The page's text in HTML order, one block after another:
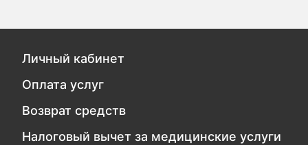
Личный кабинет
Оплата услуг
Возврат средств
Налоговый вычет за медицинские услуги